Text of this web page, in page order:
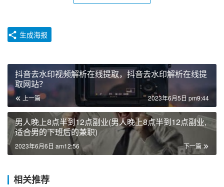
生成海报
抖音去水印视频解析在线提取，抖音去水印解析在线提
取网站？
上一篇 2023年6月5日 pm9:44
男人晚上8点半到12点副业(男人晚上8点半到12点副业,
适合男的下班后的兼职)
下一篇
2023年6月6日 am12:56
相关推荐